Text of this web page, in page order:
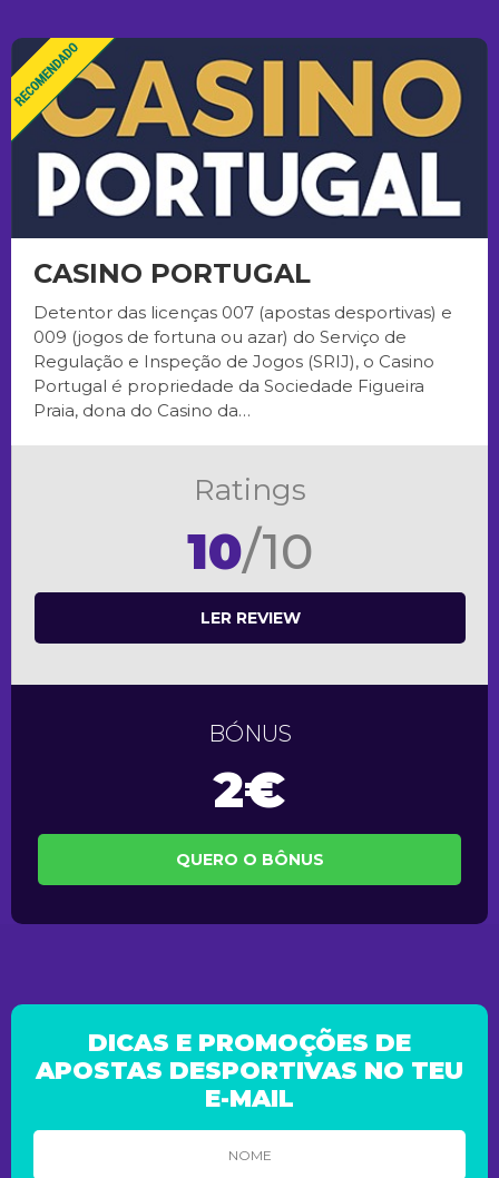
CASINO PORTUGAL
Detentor das licenças 007 (apostas desportivas) e
009 (jogos de fortuna ou azar) do Serviço de
Regulação e Inspeção de Jogos (SRIJ), o Casino
Portugal é propriedade da Sociedade Figueira
Praia, dona do Casino da…
Ratings
10/10
LER REVIEW
BÓNUS
2€
QUERO O BÔNUS
DICAS E PROMOÇÕES DE
APOSTAS DESPORTIVAS NO TEU
E-MAIL